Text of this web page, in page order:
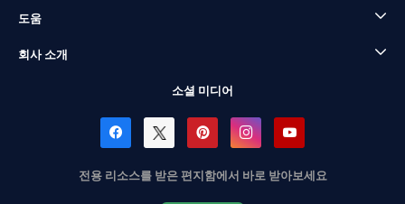
도움
회사 소개
소셜 미디어
전용 리소스를 받은 편지함에서 바로 받아보세요